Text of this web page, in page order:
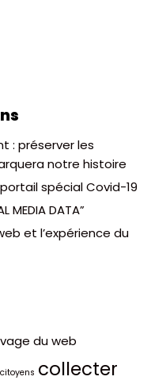
: préserver les
notre histoire
spécial Covid-19
MEDIA DATA”
et l’expérience du
du web
citoyens collecter